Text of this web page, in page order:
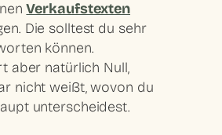
Verkaufstexten
Die solltest du sehr
können.
aber natürlich Null,
nicht weißt, wovon du
unterscheidest.